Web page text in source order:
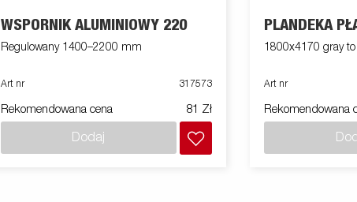
WSPORNIK ALUMINIOWY 220
Regulowany 1400–2200 mm
Art nr 317573
Rekomendowana cena 81 Zł
Dodaj
PLANDEKA
1800x4170 gray
Art nr
Rekomendowana